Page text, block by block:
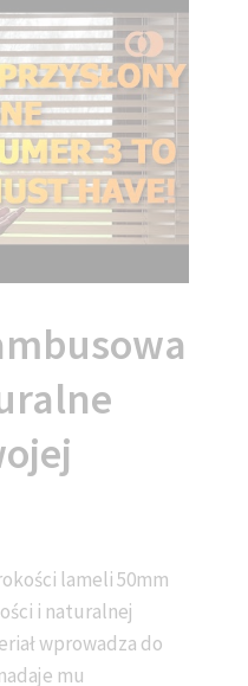
lameli 50mm
i naturalnej
wprowadza do
mu